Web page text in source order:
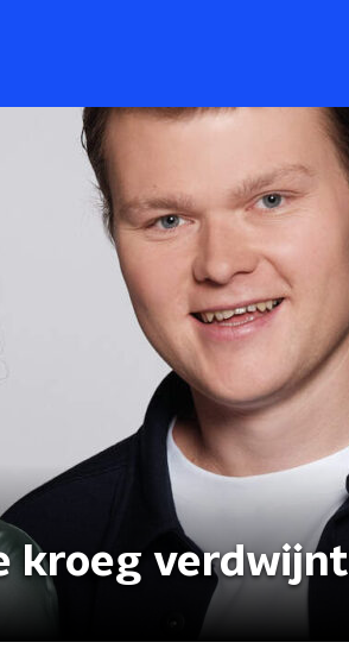
kroeg verdwijnt